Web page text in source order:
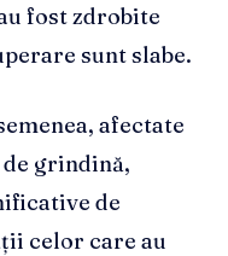
fost zdrobite
sunt slabe.
afectate
grindină,
de
celor care au